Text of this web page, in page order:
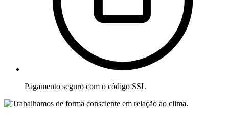
Pagamento seguro com o código SSL